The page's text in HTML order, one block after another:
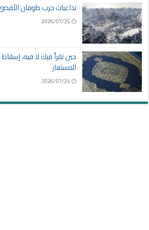
تداعيات حرب طوفان
2026/07/25
حين تقرأ فيك لا فيه،
المستعار
2026/07/24